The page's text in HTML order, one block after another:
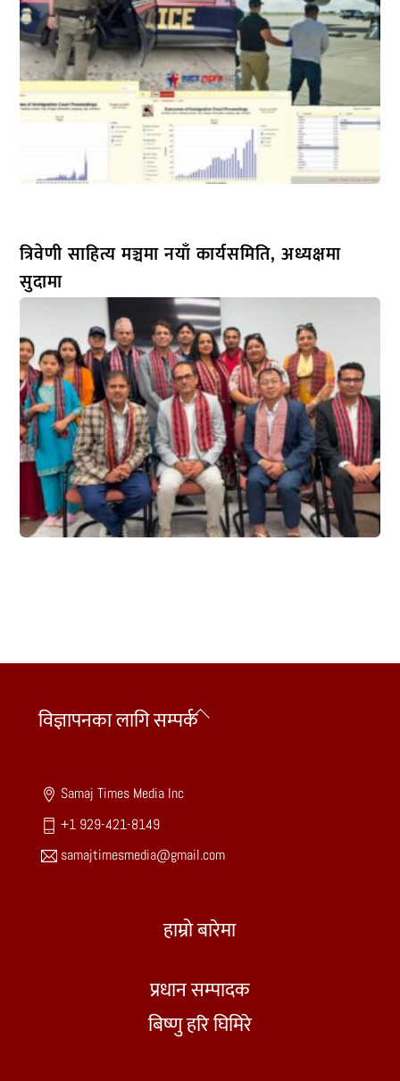
त्रिवेणी साहित्य मञ्चमा नयाँ कार्यसमिति, अध्यक्षमा
सुदामा
Back
विज्ञापनका लागि सम्पर्क
Samaj Times Media Inc
+1 929-421-8149
samajtimesmedia@gmail.com
हाम्रो बारेमा
प्रधान सम्पादक
बिष्णु हरि घिमिरे